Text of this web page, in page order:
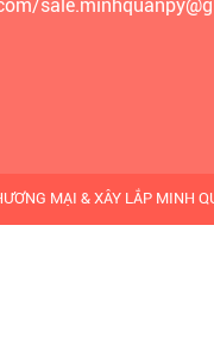
MẠI & XÂY LẮP MINH